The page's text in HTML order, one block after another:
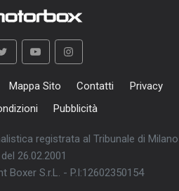
Mappa Sito Contatti
Privacy
Pubblicità
registrata al Tribunale di Milano
26.02.2001
Boxer S.r.L. - P.I:12602350154